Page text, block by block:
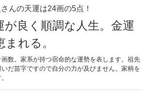
んの天運は24画の5点！
が良く順調な人生。金運
まれる。
数。家系が持つ宿命的な運勢を表します。祖先
だ苗字ですので自分の力が及びません。家柄を